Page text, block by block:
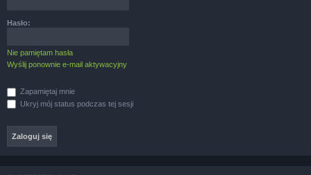
Hasło:
Nie pamiętam hasła
Wyślij ponownie e-mail aktywacyjny
Zapamiętaj mnie
Ukryj mój status podczas tej sesji